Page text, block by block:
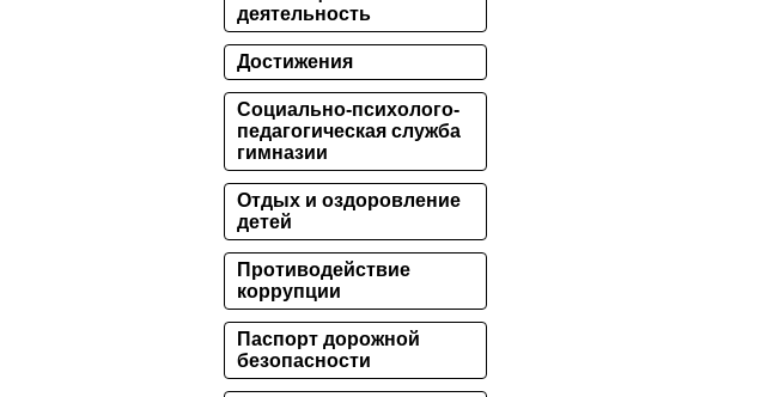
деятельность
Достижения
Социально-психолого-
педагогическая служба
гимназии
Отдых и оздоровление
детей
Противодействие
коррупции
Паспорт дорожной
безопасности